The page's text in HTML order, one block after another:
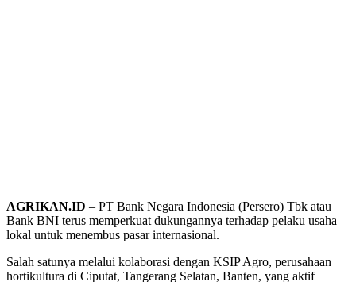
AGRIKAN.ID – PT Bank Negara Indonesia (Persero) Tbk atau
Bank BNI terus memperkuat dukungannya terhadap pelaku usaha
lokal untuk menembus pasar internasional.
Salah satunya melalui kolaborasi dengan KSIP Agro, perusahaan
hortikultura di Ciputat, Tangerang Selatan, Banten, yang aktif